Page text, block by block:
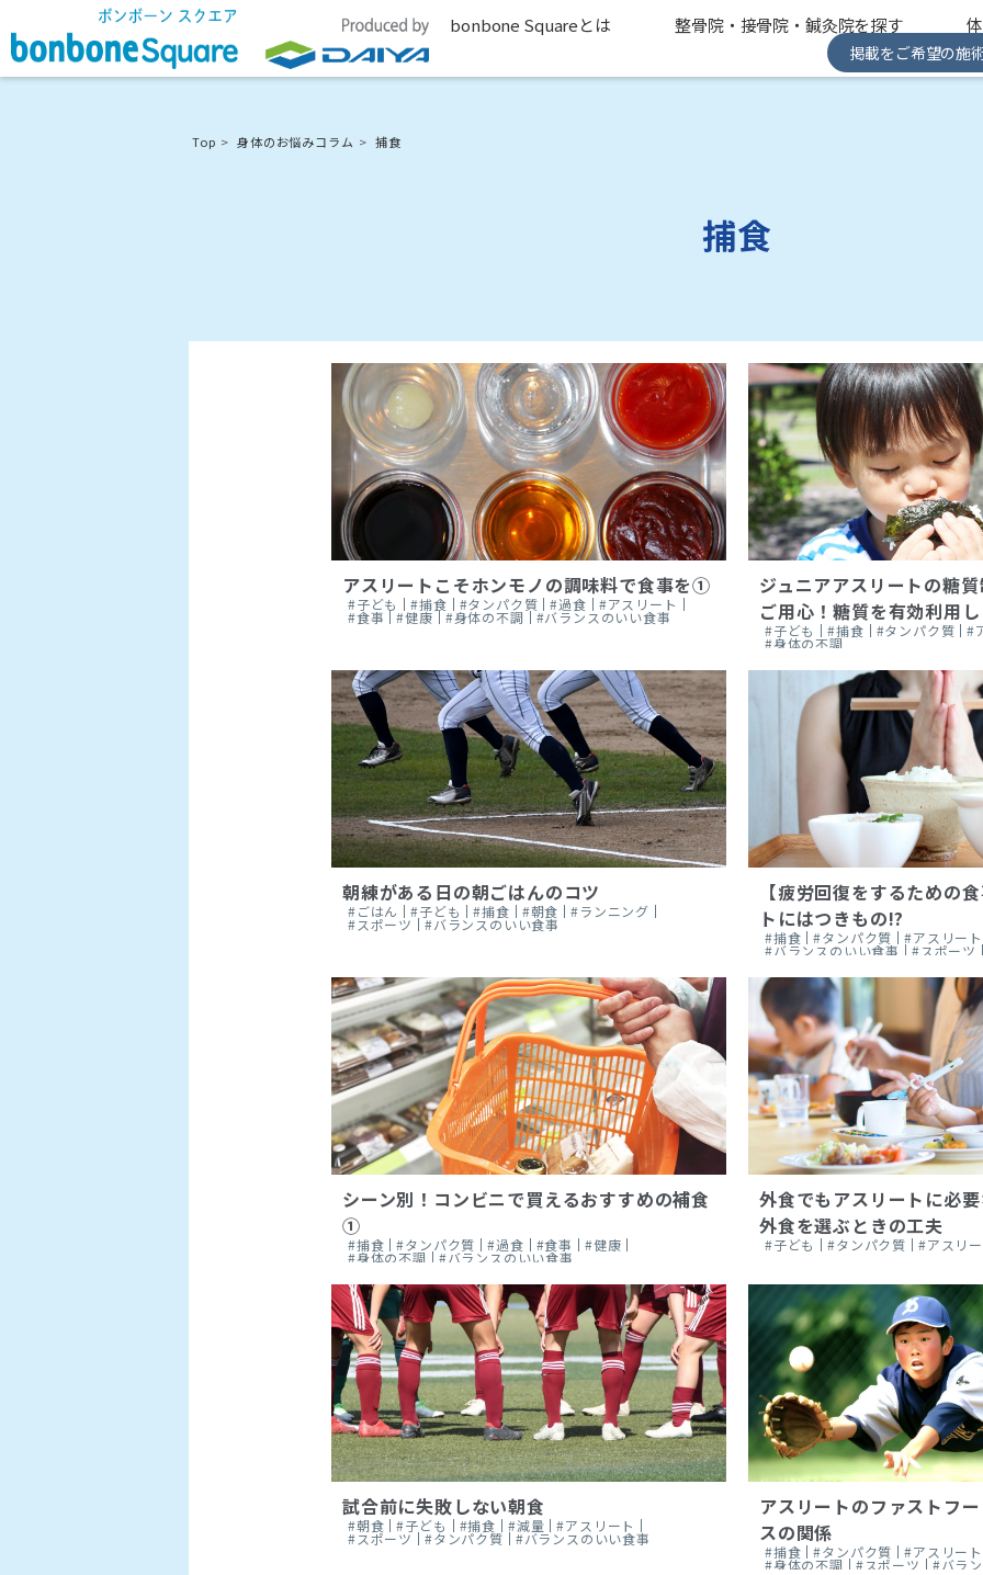
bonbone Squareとは 整骨院・接骨院・鍼灸院を探す
掲載をご希望の施
Top 身体のお悩みコラム 捕食
捕食
アスリートこそホンモノの調味料で食事を①
#子ども #捕食 #タンパク質 #過食 #アスリート
#食事 #健康 #身体の不調 #バランスのいい食事
ジュニアアスリートの糖
ご用心！糖質を有効利用
#子ども #捕食 #タンパク質 #
#身体の不調
朝練がある日の朝ごはんのコツ
#ごはん #子ども #捕食 #朝食 #ランニング
#スポーツ #バランスのいい食事
【疲労回復をするための
トにはつきもの!?
#捕食 #タンパク質 #アスリート
#バランスのいい食事 #スポーツ
シーン別！コンビニで買えるおすすめの補食
①
#捕食 #タンパク質 #過食 #食事 #健康
#身体の不調 #バランスのいい食事
外食でもアスリートに必
外食を選ぶときの工夫
#子ども #タンパク質 #アスリ
試合前に失敗しない朝食
#朝食 #子ども #捕食 #減量 #アスリート
#スポーツ #タンパク質 #バランスのいい食事
アスリートのファストフ
スの関係
#捕食 #タンパク質 #アスリート
#身体の不調 #スポーツ #バラ